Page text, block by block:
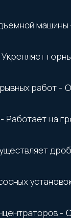
машины
работ -
Работает на
-